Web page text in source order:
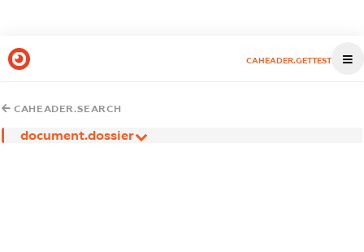
CAHEADER.GETTEST
CAHEADER.SEARCH
document.dossier